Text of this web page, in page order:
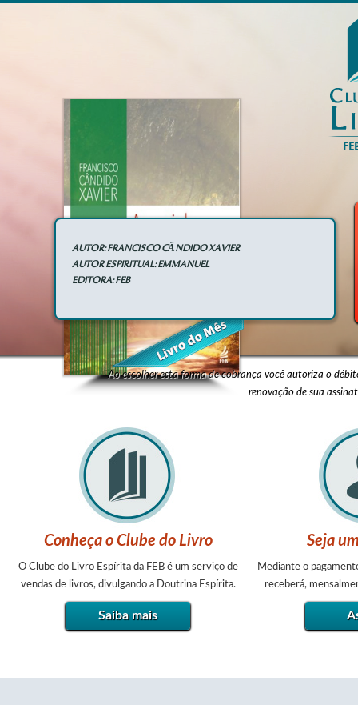
AUTOR: FRANCISCO CÂNDIDO XAVIER
AUTOR ESPIRITUAL: EMMANUEL
EDITORA: FEB
Ao escolher esta forma de cobrança você autoriza o
renovação de sua
Conheça o Clube do Livro
O Clube do Livro Espírita da FEB é um serviço de
vendas de livros, divulgando a Doutrina Espírita.
Saiba mais
Seja
Mediante o
receberá,